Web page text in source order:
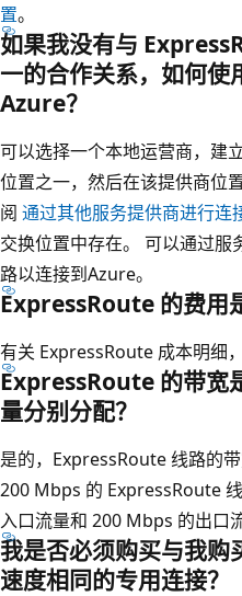
置。
如果我没有与
一的合作关系，如何
Azure？
可以选择一个本地运营商，建
位置之一，然后在该提供商位
阅 通过其他服务提供商进行连
交换位置中存在。 可以通过
路以连接到Azure。
ExpressRoute 的费用
有关 ExpressRoute 成本明细
ExpressRoute 的带宽
量分别分配？
是的，ExpressRoute 线路的
200 Mbps 的 ExpressRoute
入口流量和 200 Mbps 的出口
我是否必须购买与我
速度相同的专用连接？